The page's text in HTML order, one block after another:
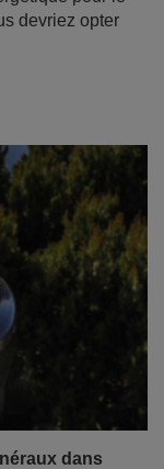
devriez opter
dans